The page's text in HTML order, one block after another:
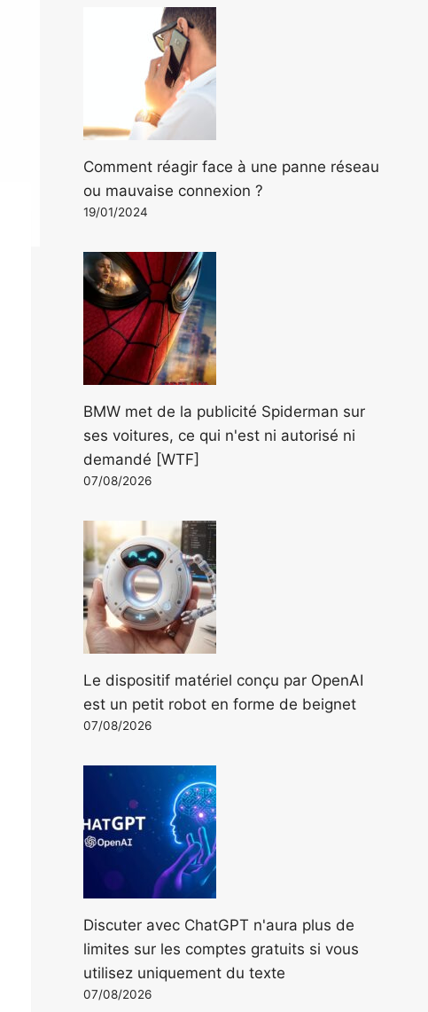
Comment réagir face à une panne réseau
ou mauvaise connexion ?
19/01/2024
BMW met de la publicité Spiderman sur
ses voitures, ce qui n'est ni autorisé ni
demandé [WTF]
07/08/2026
Le dispositif matériel conçu par OpenAI
est un petit robot en forme de beignet
07/08/2026
Discuter avec ChatGPT n'aura plus de
limites sur les comptes gratuits si vous
utilisez uniquement du texte
07/08/2026